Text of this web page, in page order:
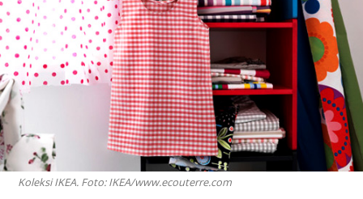
Koleksi IKEA. Foto: IKEA/www.ecouterre.com